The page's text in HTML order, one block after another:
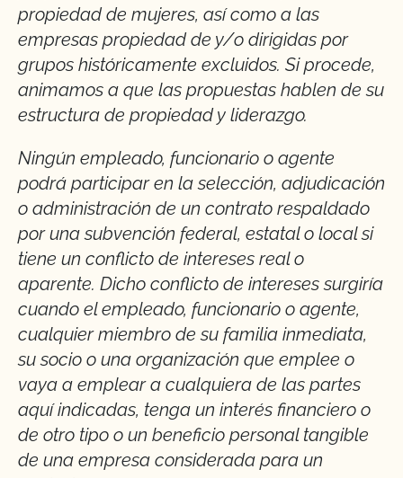
propiedad de mujeres, así como a las
empresas propiedad de y/o dirigidas por
grupos históricamente excluidos. Si procede,
animamos a que las propuestas hablen de su
estructura de propiedad y liderazgo.
Ningún empleado, funcionario o agente
podrá participar en la selección, adjudicación
o administración de un contrato respaldado
por una subvención federal, estatal o local si
tiene un conflicto de intereses real o
aparente. Dicho conflicto de intereses surgiría
cuando el empleado, funcionario o agente,
cualquier miembro de su familia inmediata,
su socio o una organización que emplee o
vaya a emplear a cualquiera de las partes
aquí indicadas, tenga un interés financiero o
de otro tipo o un beneficio personal tangible
de una empresa considerada para un